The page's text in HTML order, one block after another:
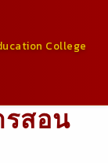
College
รสอน